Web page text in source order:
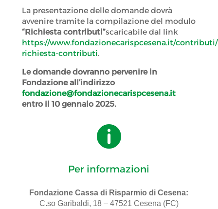
La presentazione delle domande dovrà
avvenire tramite la compilazione del modulo
“Richiesta contributi”scaricabile dal link
https://www.fondazionecarispcesena.it/
richiesta-contributi.
Le domande dovranno pervenire in
Fondazione all’indirizzo
fondazione@fondazionecarispcesena.it
entro il 10 gennaio 2025.

Per informazioni
Fondazione Cassa di Risparmio di Cesena:
C.so Garibaldi, 18 – 47521 Cesena (FC)